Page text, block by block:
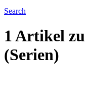
Search
1 Artikel zu
(Serien)